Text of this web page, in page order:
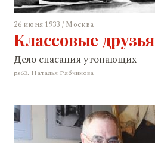
26 июня 1933 / Москва
Классовые друзья
Дело спасания утопающих
ps63. Наталья Рябчикова